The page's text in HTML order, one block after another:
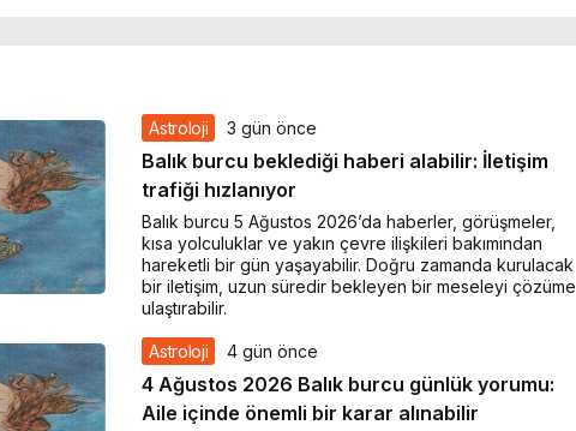
Astroloji 3 gün önce
Balık burcu beklediği haberi alabilir: İletişim
trafiği hızlanıyor
Balık burcu 5 Ağustos 2026’da haberler, görüşmeler,
kısa yolculuklar ve yakın çevre ilişkileri bakımından
hareketli bir gün yaşayabilir. Doğru zamanda kurulacak
bir iletişim, uzun süredir bekleyen bir meseleyi çözüme
ulaştırabilir.
Astroloji 4 gün önce
4 Ağustos 2026 Balık burcu günlük yorumu:
Aile içinde önemli bir karar alınabilir